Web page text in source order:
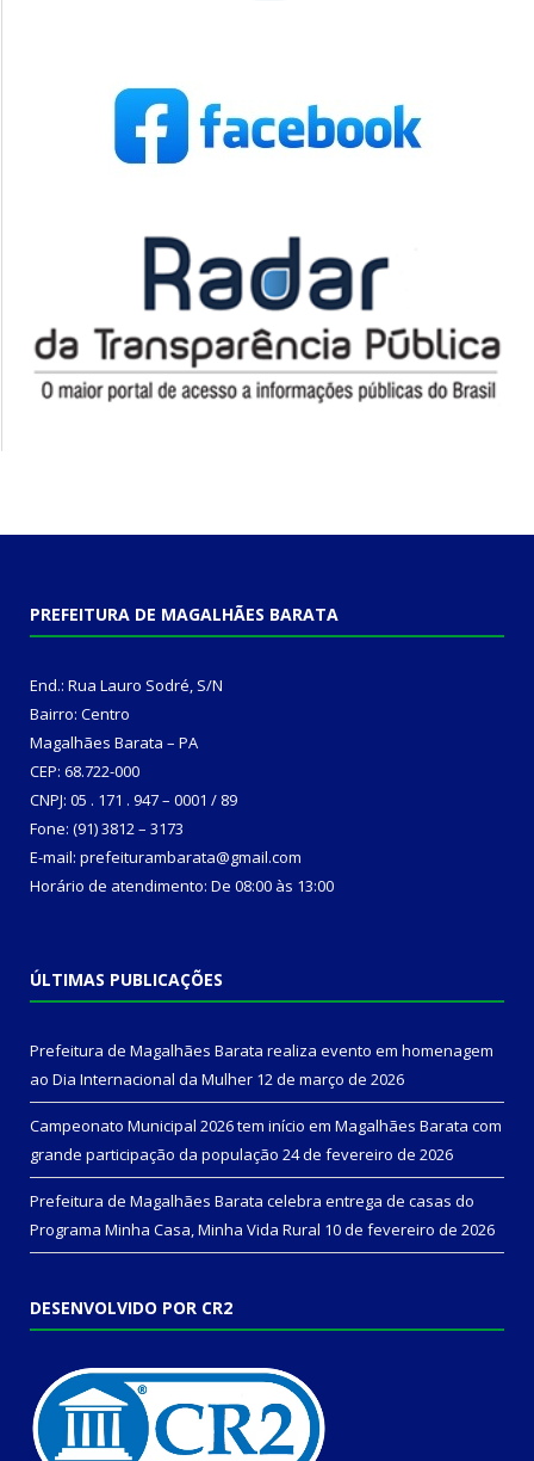
PREFEITURA DE MAGALHÃES BARATA
End.: Rua Lauro Sodré, S/N
Bairro: Centro
Magalhães Barata – PA
CEP: 68.722-000
CNPJ: 05 . 171 . 947 – 0001 / 89
Fone: (91) 3812 – 3173
E-mail: prefeiturambarata@gmail.com
Horário de atendimento: De 08:00 às 13:00
ÚLTIMAS PUBLICAÇÕES
Prefeitura de Magalhães Barata realiza evento em homenagem
ao Dia Internacional da Mulher 12 de março de 2026
Campeonato Municipal 2026 tem início em Magalhães Barata com
grande participação da população 24 de fevereiro de 2026
Prefeitura de Magalhães Barata celebra entrega de casas do
Programa Minha Casa, Minha Vida Rural 10 de fevereiro de 2026
DESENVOLVIDO POR CR2